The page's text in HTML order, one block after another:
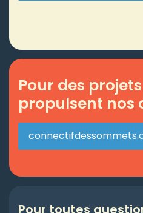
Pour des
propulsent nos
Pour toutes